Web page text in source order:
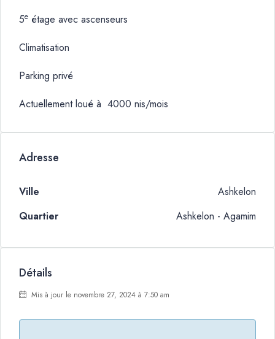
5e étage avec ascenseurs
Climatisation
Parking privé
Actuellement loué à 4000 nis/mois
Adresse
Ville
Ashkelon
Quartier
Ashkelon - Agamim
Détails
Mis à jour le novembre 27, 2024 à 7:50 am